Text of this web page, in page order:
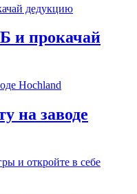
и прокачай
на заводе